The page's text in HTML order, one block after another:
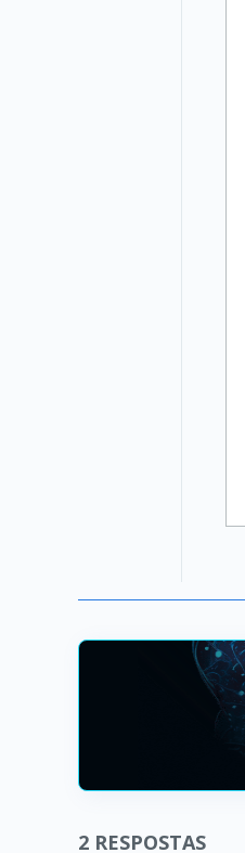
2 RESPOSTAS